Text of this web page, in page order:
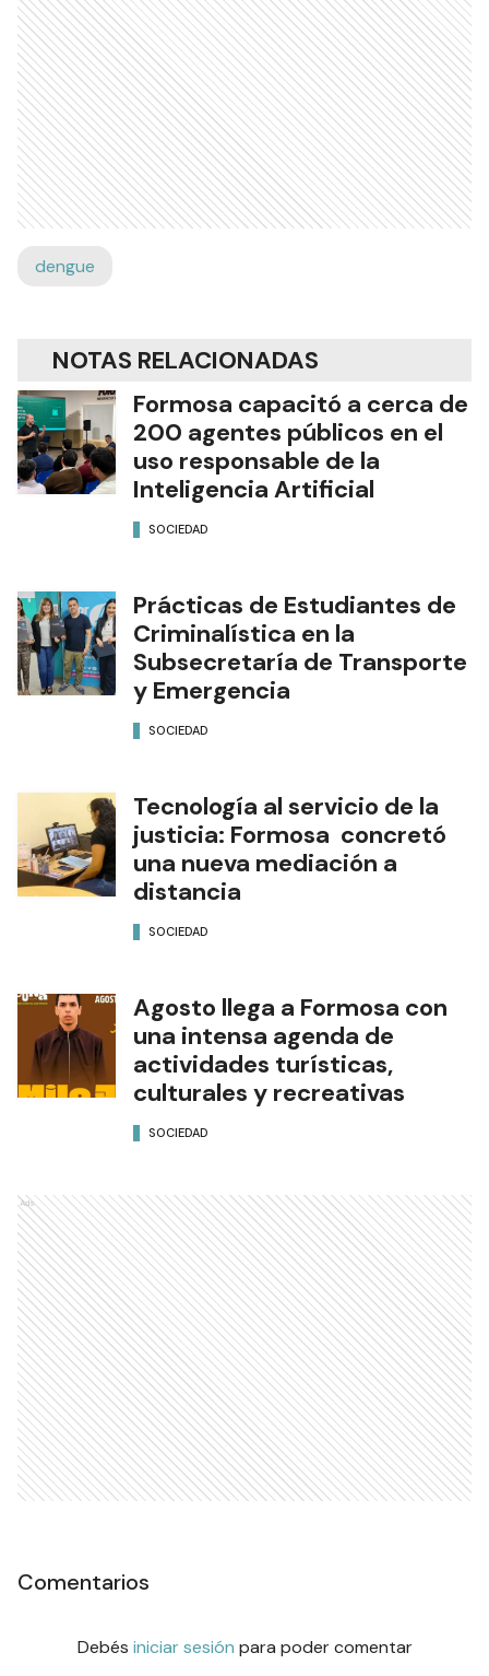
dengue
NOTAS RELACIONADAS
Formosa capacitó a cerca de
200 agentes públicos en el
uso responsable de la
Inteligencia Artificial
SOCIEDAD
Prácticas de Estudiantes de
Criminalística en la
Subsecretaría de Transporte
y Emergencia
SOCIEDAD
Tecnología al servicio de la
justicia: Formosa concretó
una nueva mediación a
distancia
SOCIEDAD
Agosto llega a Formosa con
una intensa agenda de
actividades turísticas,
culturales y recreativas
SOCIEDAD
Ads
Comentarios
Debés iniciar sesión para poder comentar